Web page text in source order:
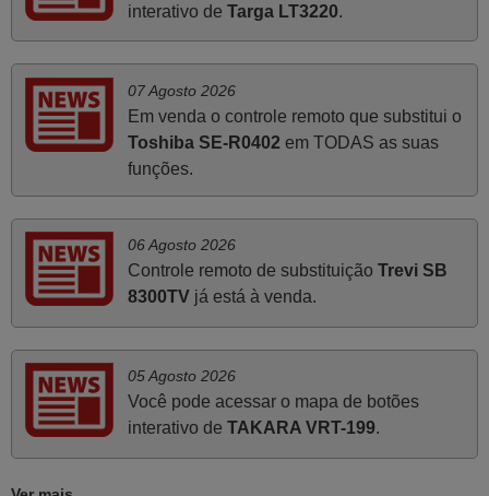
Boa noite. Dando correspondência ao solicitado no corpo
do vosso email supra sobre a minha opinião, quero
deixar aqui o meu testemunho sobre a experiência que
tive com a vossa Empresa durante a minha encomenda
supra: Acolhimento da encomenda, informação ao
cliente, clareza de instruções durante o processo,
ISTO DOU DOU A NOTA MÁXIMA DE 5 ESTRELAS.
Sinceramente, faço votos para que assim continuem, pois
infelizmente vai sendo raro encontrar Empresas cuja
relação online com o cliente seja tão prática e eficiente
cumprimentos.
Paulo,
PORTUGAL
interativo de Targa LT3220.
07 Agosto 2026
Em venda o controle remoto que substitui o
Toshiba SE-R0402 em TODAS as suas
funções.
06 Agosto 2026
Controle remoto de substituição Trevi SB
8300TVjá está à venda.
05 Agosto 2026
Você pode acessar o mapa de botões
interativo de TAKARA VRT-199.